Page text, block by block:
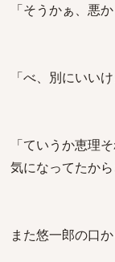
「そうかぁ、悪
「べ、別にいい
「ていうか恵理
気になってたから
また悠一郎の口